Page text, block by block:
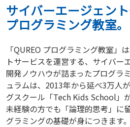
サイバーエージェン
プログラミング教室。
「QUREO プログラミング教室」
トサービスを運営する、サイバー
開発ノウハウが詰まったプログラ
ュラムは、2013年から延べ3万人
グスクール「Tech Kids School」
未経験の方でも「論理的思考」に
グラミングの基礎が身につきます。